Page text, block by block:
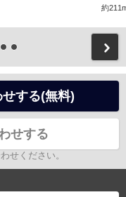
約
する(無料)
せする
せください。